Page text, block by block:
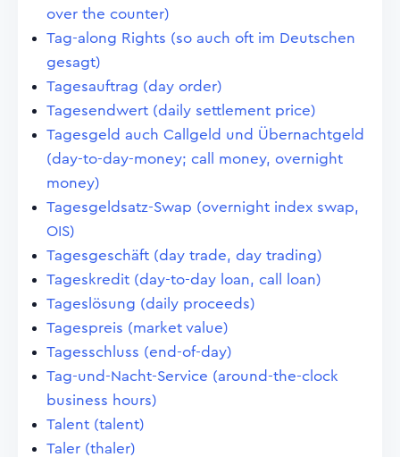
over the counter)
Tag-along Rights (so auch oft im Deutschen
gesagt)
Tagesauftrag (day order)
Tagesendwert (daily settlement price)
Tagesgeld auch Callgeld und Übernachtgeld
(day-to-day-money; call money, overnight
money)
Tagesgeldsatz-Swap (overnight index swap,
OIS)
Tagesgeschäft (day trade, day trading)
Tageskredit (day-to-day loan, call loan)
Tageslösung (daily proceeds)
Tagespreis (market value)
Tagesschluss (end-of-day)
Tag-und-Nacht-Service (around-the-clock
business hours)
Talent (talent)
Taler (thaler)